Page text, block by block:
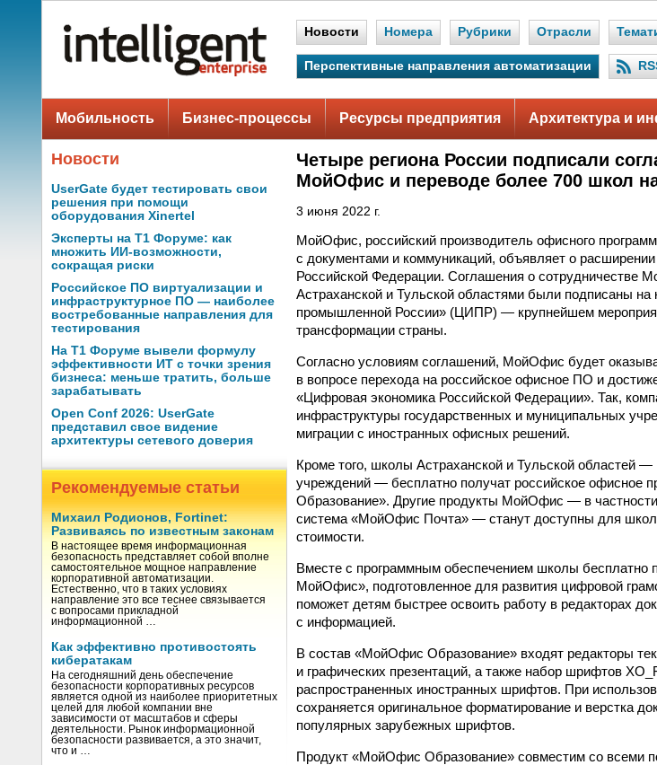
Новости Номера Рубрики Отрасли
Перспективные направления автоматизации
Мобильность Бизнес-процессы Ресурсы предприятия Архитектура и
Новости
UserGate будет тестировать свои
решения при помощи
оборудования Xinertel
Эксперты на Т1 Форуме: как
множить ИИ-возможности,
сокращая риски
Российское ПО виртуализации и
инфраструктурное ПО — наиболее
востребованные направления для
тестирования
На Т1 Форуме вывели формулу
эффективности ИТ с точки зрения
бизнеса: меньше тратить, больше
зарабатывать
Open Conf 2026: UserGate
представил свое видение
архитектуры сетевого доверия
Рекомендуемые статьи
Михаил Родионов, Fortinet:
Развиваясь по известным законам
В настоящее время информационная
безопасность представляет собой вполне
самостоятельное мощное направление
корпоративной автоматизации.
Естественно, что в таких условиях
направление это все теснее связывается
с вопросами прикладной
информационной …
Как эффективно противостоять
кибератакам
На сегодняшний день обеспечение
безопасности корпоративных ресурсов
является одной из наиболее приоритетных
целей для любой компании вне
зависимости от масштабов и сферы
деятельности. Рынок информационной
безопасности развивается, а это значит,
что и …
Четыре региона России подписали
МойОфис и переводе более 700 школ
3 июня 2022 г.
МойОфис, российский производитель офисного
с документами и коммуникаций, объявляет о
Российской Федерации. Соглашения о сотрудничестве
Астраханской и Тульской областями были подписаны
промышленной России» (ЦИПР) — крупнейшем
трансформации страны.
Согласно условиям соглашений, МойОфис будет
в вопросе перехода на российское офисное ПО и
«Цифровая экономика Российской Федерации». Так,
инфраструктуры государственных и муниципальных
миграции с иностранных офисных решений.
Кроме того, школы Астраханской и Тульской областей —
учреждений — бесплатно получат российское офисное
Образование». Другие продукты МойОфис — в
система «МойОфис Почта» — станут доступны для школ
стоимости.
Вместе с программным обеспечением школы бесплатно
МойОфис», подготовленное для развития цифровой
поможет детям быстрее освоить работу в редакторах
с информацией.
В состав «МойОфис Образование» входят редакторы
и графических презентаций, а также набор шрифтов
распространенных иностранных шрифтов. При
сохраняется оригинальное форматирование и верстка
популярных зарубежных шрифтов.
Продукт «МойОфис Образование» совместим со всеми